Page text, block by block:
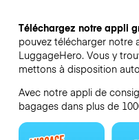
Téléchargez notre appli
pouvez télécharger notre
LuggageHero. Vous y
mettons à disposition
Avec notre appli de
bagages dans plus de